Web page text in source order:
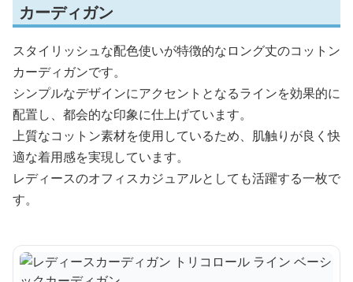
カーディガン
スタイリッシュな配色使いが特徴的なロング丈のコットン
カーディガンです。
シンプルなデザインにアクセントとなるラインを効果的に
配置し、都会的な印象に仕上げています。
上質なコットン素材を使用しているため、肌触りが良く快
適な着用感を実現しています。
レディースのオフィスカジュアルとしても活躍する一枚で
す。